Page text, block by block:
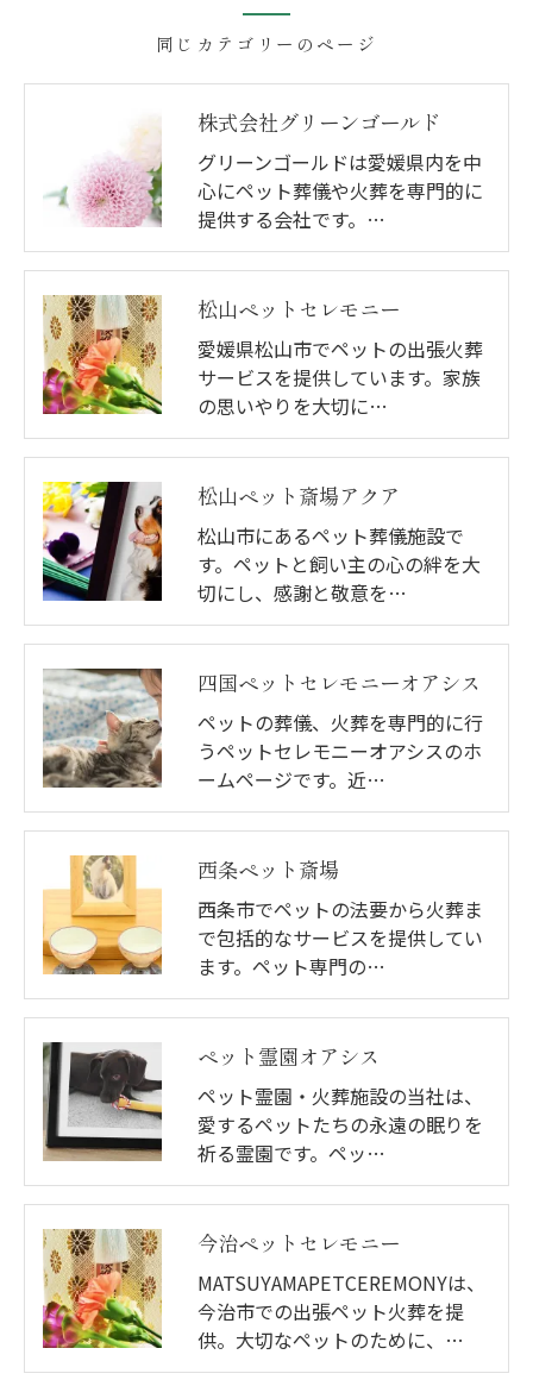
同じカテゴリーのページ
株式会社グリーンゴールド
グリーンゴールドは愛媛県内を中
心にペット葬儀や火葬を専門的に
提供する会社です。…
松山ペットセレモニー
愛媛県松山市でペットの出張火葬
サービスを提供しています。家族
の思いやりを大切に…
松山ペット斎場アクア
松山市にあるペット葬儀施設で
す。ペットと飼い主の心の絆を大
切にし、感謝と敬意を…
四国ペットセレモニーオアシス
ペットの葬儀、火葬を専門的に行
うペットセレモニーオアシスのホ
ームページです。近…
西条ペット斎場
西条市でペットの法要から火葬ま
で包括的なサービスを提供してい
ます。ペット専門の…
ペット霊園オアシス
ペット霊園・火葬施設の当社は、
愛するペットたちの永遠の眠りを
祈る霊園です。ペッ…
今治ペットセレモニー
MATSUYAMAPETCEREMONYは、
今治市での出張ペット火葬を提
供。大切なペットのために、…